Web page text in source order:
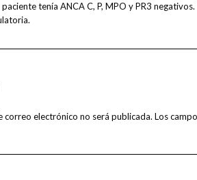
paciente tenía ANCA C, P, MPO y PR3
correo electrónico no será publicada. Los